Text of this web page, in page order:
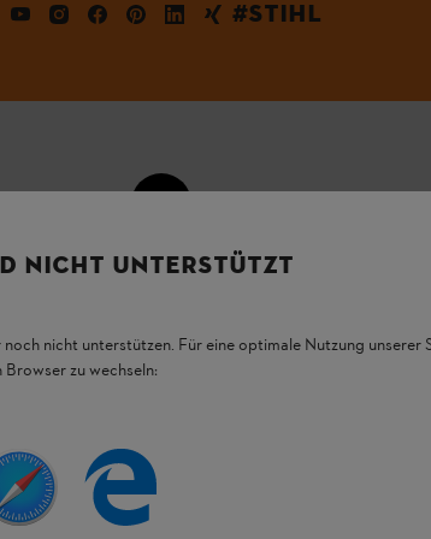
#STIHL
NACH HAUSE ODER ZUM
30
NICHT UNTERSTÜTZT
noch nicht unterstützen. Für eine optimale Nutzung unserer
zu wechseln: